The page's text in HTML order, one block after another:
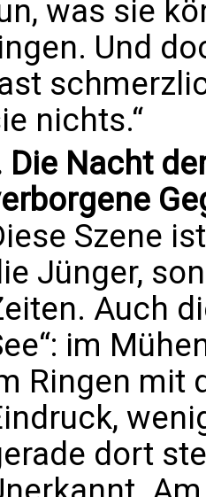
was sie
Und
nichts.“
Die Nacht
Szene
Jünger,
Auch
im
Ringen mit
dort